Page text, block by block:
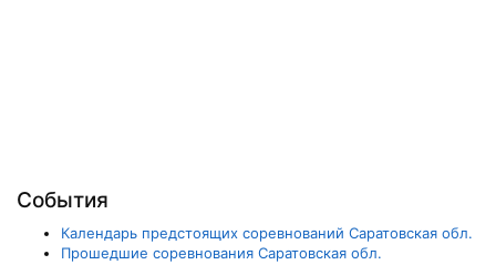
События
Календарь предстоящих соревнований Саратовская обл.
Прошедшие соревнования Саратовская обл.